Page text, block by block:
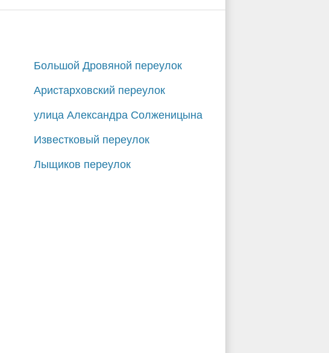
Большой Дровяной переулок
Аристарховский переулок
улица Александра Солженицына
Известковый переулок
Лыщиков переулок